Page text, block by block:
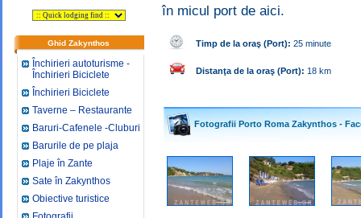
Ghid Zakynthos
Închirieri autoturisme -
Închirieri Biciclete
Închirieri Biciclete
Taverne – Restaurante
Baruri-Cafenele -Cluburi
Barurile de pe plaja
Plaje în Zante
Sate în Zakynthos
Obiective turistice
în micul port de aici.
Timp de la oraş (Port): 25 minute
Distanţa de la oraş (Port): 18 km
Fotografii Porto Roma Zakynthos -